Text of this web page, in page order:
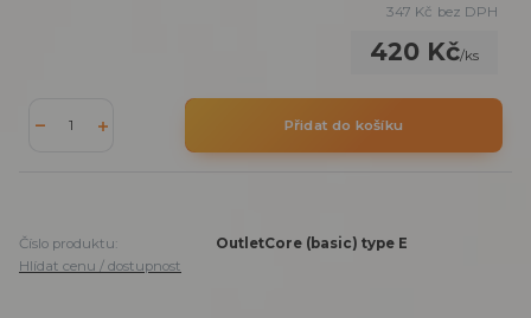
420 Kč/ks
347 Kč bez DPH
Přidat do košíku
Číslo produktu:
OutletCore (basic) type E
Hlídat cenu / dostupnost